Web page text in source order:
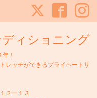
ィショニング
！
レッチができるプライベートサ
２ー１３